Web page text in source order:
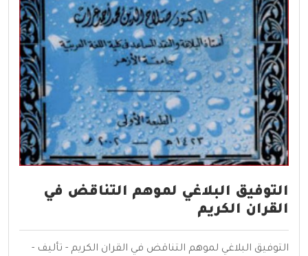
التوفيق البلاغي لموهم التناقض في
القران الكريم
التوفيق البلاغي لموهم التناقض في القران الكريم - تأليف -